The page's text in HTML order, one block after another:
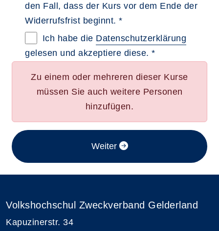
den Fall, dass der Kurs vor dem Ende der
Widerrufsfrist beginnt. *
Datenschutzerklärung im neuen
Ich habe die Datenschutzerklärung
gelesen und akzeptiere diese. *
Zu einem oder mehreren dieser Kurse
müssen Sie auch weitere Personen
hinzufügen.
Weiter im Anmeldeverfahren
Volkshochschul Zweckverband Gelderland
Kapuzinerstr. 34